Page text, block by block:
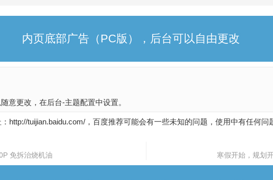
内页底部广告（PC版），后台可以自由更改
意更改，在后台-主题配置中设置。
http://tuijian.baidu.com/，百度推荐可能会有一些未知的问题，使用中有任何问
免拆治烧机油
寒假开始，规划